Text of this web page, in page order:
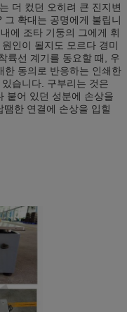
더 컸던 오히려 큰 진지변
확대는 공명에게 불립니
에 조타 기둥의 그에게 휘
인이 될지도 모르다 경미
륙선 계기를 동요할 때, 우
한 동의로 반응하는 인쇄한
습니다. 구부리는 것은
붙어 있던 성분에 손상을
한 연결에 손상을 입힐